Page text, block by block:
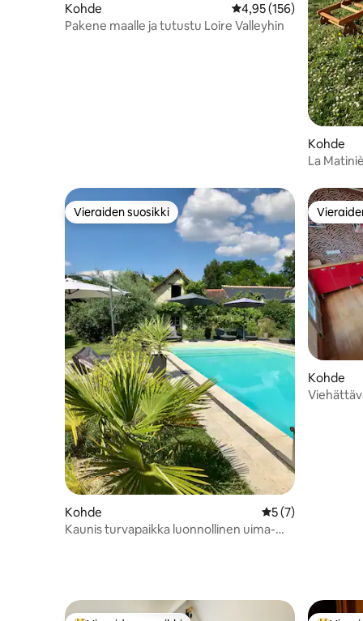
Kohde Keskimääräinen arvio
4,95 (156)
Pakene maalle ja tutustu Loire Valleyhin
Kohde
La
Vieraiden suosikki
Vieraiden suosikki
Kohde Keskimääräinen
5 (7)
Kaunis turvapaikka luonnollinen uima-
Kohde